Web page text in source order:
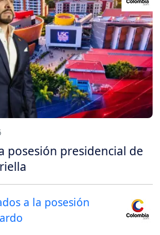
posesión presidencial de